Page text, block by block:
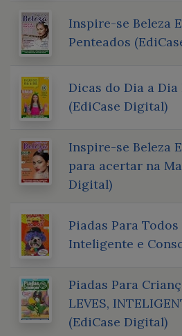
Inspire-se Beleza
Penteados
Dicas do Dia a Dia
(EdiCase Digital)
Inspire-se Beleza
para acertar na
Digital)
Piadas Para
Inteligente e
Piadas Para
LEVES,
(EdiCase Digital)